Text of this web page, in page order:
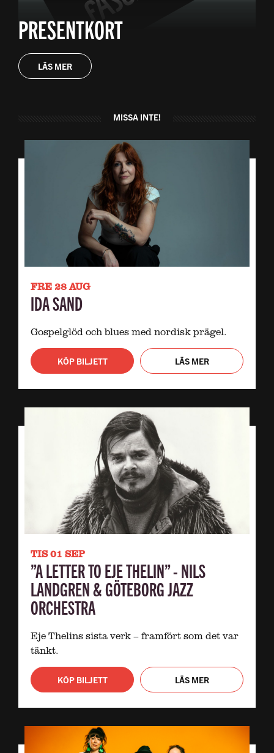
PRESENTKORT
LÄS MER
MISSA INTE!
FRE 28 AUG
IDA SAND
Gospelglöd och blues med nordisk prägel.
KÖP BILJETT LÄS MER
TIS 01 SEP
”A LETTER TO EJE THELIN” - NILS
LANDGREN & GÖTEBORG JAZZ
ORCHESTRA
Eje Thelins sista verk – framfört som det var
tänkt.
KÖP BILJETT LÄS MER